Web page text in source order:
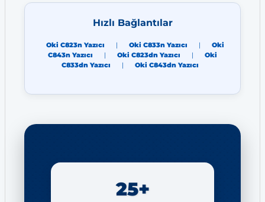
Hızlı Bağlantılar
Oki C823n Yazıcı | Oki C833n Yazıcı |
Oki
C843n Yazıcı
| Oki C823dn Yazıcı |
Oki
C833dn Yazıcı
| Oki C843dn Yazıcı
25+